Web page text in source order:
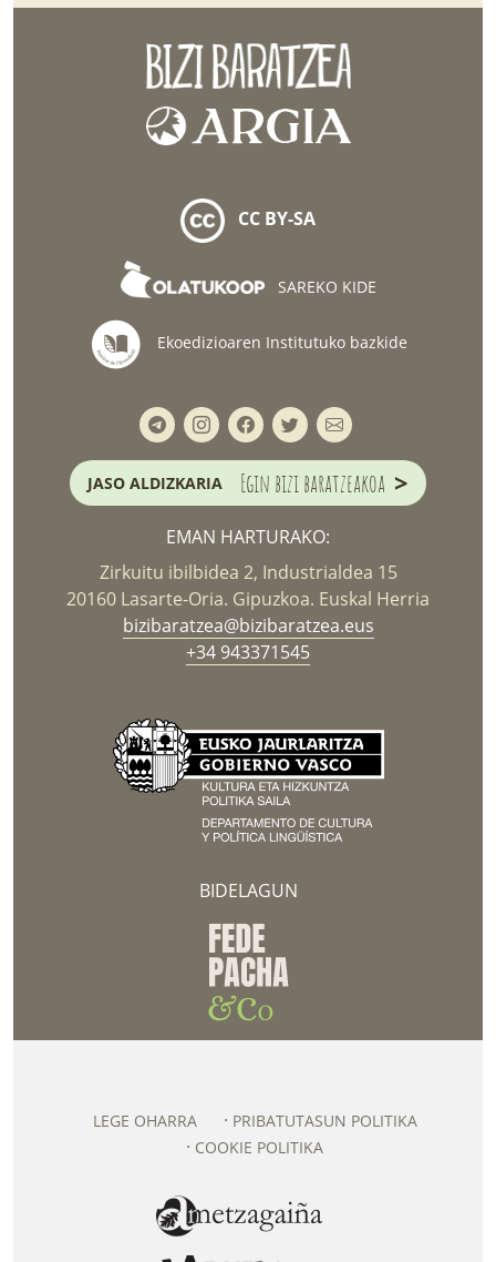
CC BY-SA
SAREKO KIDE
Ekoedizioaren Institutuko bazkide
JASO ALDIZKARIA Egin bizi baratzeakoa >
EMAN HARTURAKO:
Zirkuitu ibilbidea 2, Industrialdea 15
20160 Lasarte-Oria. Gipuzkoa. Euskal Herria
bizibaratzea@bizibaratzea.eus
+34 943371545
BIDELAGUN
LEGE OHARRA
PRIBATUTASUN POLITIKA
COOKIE POLITIKA